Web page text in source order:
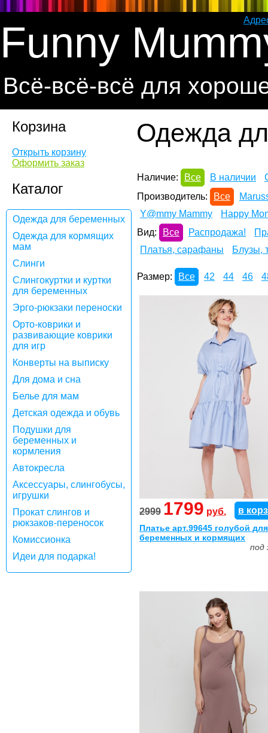
Funny
Всё-всё-всё для
Корзина
Открыть корзину
Оформить заказ
Каталог
Одежда для беременных
Одежда для кормящих
мам
Слинги
Слингокуртки и куртки
для беременных
Эрго-рюкзаки переноски
Орто-коврики и
развивающие коврики
для игр
Конверты на выписку
Для дома и сна
Белье для мам
Детская одежда и обувь
Подушки для
беременных и
кормления
Автокресла
Аксессуары, слингобусы,
игрушки
Прокат слингов и
рюкзаков-переносок
Комиссионка
Идеи для подарка!
Одежда
Наличие: Все В наличии
Производитель:
Все
Y@mmy Mammy
Happy
Вид:
Все Распродажа!
Платья, сарафаны
Блузы,
Размер: Все 42 44 46
2999 1799 руб. в
Платье арт.99645 голубой для
беременных и кормящих
под